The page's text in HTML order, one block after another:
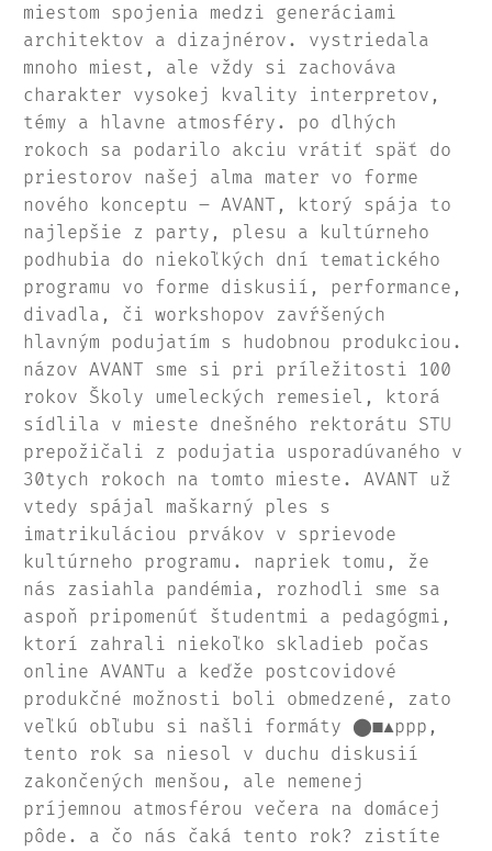
miestom spojenia medzi generáciami
architektov a dizajnérov. vystriedala
mnoho miest, ale vždy si zachováva
charakter vysokej kvality interpretov,
témy a hlavne atmosféry. po dlhých
rokoch sa podarilo akciu vrátiť späť do
priestorov našej alma mater vo forme
nového konceptu – AVANT, ktorý spája to
najlepšie z party, plesu a kultúrneho
podhubia do niekoľkých dní tematického
programu vo forme diskusií, performance,
divadla, či workshopov zavŕšených
hlavným podujatím s hudobnou produkciou.
názov AVANT sme si pri príležitosti 100
rokov Školy umeleckých remesiel, ktorá
sídlila v mieste dnešného rektorátu STU
prepožičali z podujatia usporadúvaného v
30tych rokoch na tomto mieste. AVANT už
vtedy spájal maškarný ples s
imatrikuláciou prvákov v sprievode
kultúrneho programu. napriek tomu, že
nás zasiahla pandémia, rozhodli sme sa
aspoň pripomenúť študentmi a pedagógmi,
ktorí zahrali niekoľko skladieb počas
online AVANTu a keďže postcovidové
produkčné možnosti boli obmedzené, zato
veľkú obľubu si našli formáty ⬤■▲ppp,
tento rok sa niesol v duchu diskusií
zakončených menšou, ale nemenej
príjemnou atmosférou večera na domácej
pôde. a čo nás čaká tento rok? zistíte